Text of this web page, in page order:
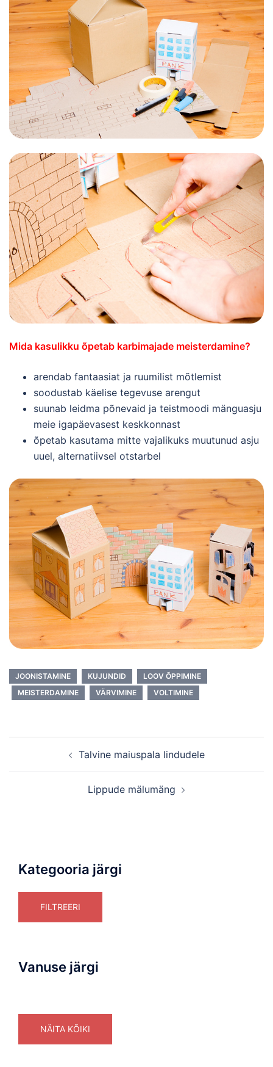
Mida kasulikku õpetab karbimajade meisterdamine?
arendab fantaasiat ja ruumilist mõtlemist
soodustab käelise tegevuse arengut
suunab leidma põnevaid ja teistmoodi mänguasju
meie igapäevasest keskkonnast
õpetab kasutama mitte vajalikuks muutunud asju
uuel, alternatiivsel otstarbel
JOONISTAMINE KUJUNDID
LOOV ÕPPIMINE
MEISTERDAMINE
VÄRVIMINE VOLTIMINE
navigationTalvine maiuspala lindudele
Lippude mälumäng
Kategooria järgi
FILTREERI
Vanuse järgi
NÄITA KÕIKI